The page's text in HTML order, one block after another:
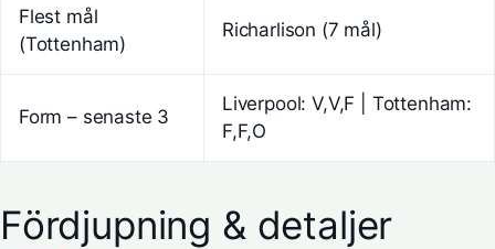
Flest mål
(Tottenham)
Richarlison (7 mål)
Form – senaste 3
Liverpool: V,V,F | Tottenham:
F,F,O
Fördjupning & detaljer